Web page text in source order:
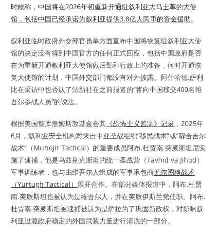
时候称，中国将在2026年初重新开通驻叙利亚大马士革的大使
馆，包括中国已经承诺为叙利亚提供3.8亿人民币的资金援助。
叙利亚临时政府外交部官员单方面宣布中国将恢复驻叙利亚大使
馆的决定没有得到中国官方的任何正式回应，包括中国政府是否
在为重新开通叙利亚大使馆做后勤和行政上的准备，何时开通恢
复大使馆的计划，中国外交部门都没有对外披露。阿什哈德.萨利
比在采访中也否认了法新社在之前报道的“将向中国移交400名维
吾尔参战人员”的说法。
根据美国智库詹姆斯敦基金会其 《恐怖主义监测》记录 ，2025年
6月，叙利亚安全机构对来自中亚圣战组织“移民战术”或“穆合吉尔
战术”（Muhojir Tactical）的重要成员阿布.杜贾南.突厥斯坦尼实
施了逮捕，他是乌兹别克斯坦的统一圣战营（Tavhid va Jihod）
军事训练者，也与由维吾尔人组成的军事承包商尤尔图格战术
（Yurtugh Tactical） 展开合作。在部分媒体报道中，阿布.杜贾
南.突厥斯坦也被认为是维吾尔人，并在突厥伊斯兰党任职。阿布.
杜贾南.突厥斯坦被逮捕被认为是萨拉为了巩固新政权，对影响叙
利亚过渡政府稳定的外国武装力量进行清洗的一部分。